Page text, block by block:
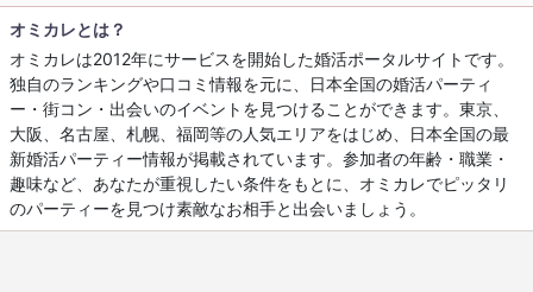
オミカレとは？
オミカレは2012年にサービスを開始した婚活ポータルサイトです。
独自のランキングや口コミ情報を元に、日本全国の婚活パーティ
ー・街コン・出会いのイベントを見つけることができます。東京、
大阪、名古屋、札幌、福岡等の人気エリアをはじめ、日本全国の最
新婚活パーティー情報が掲載されています。参加者の年齢・職業・
趣味など、あなたが重視したい条件をもとに、オミカレでピッタリ
のパーティーを見つけ素敵なお相手と出会いましょう。